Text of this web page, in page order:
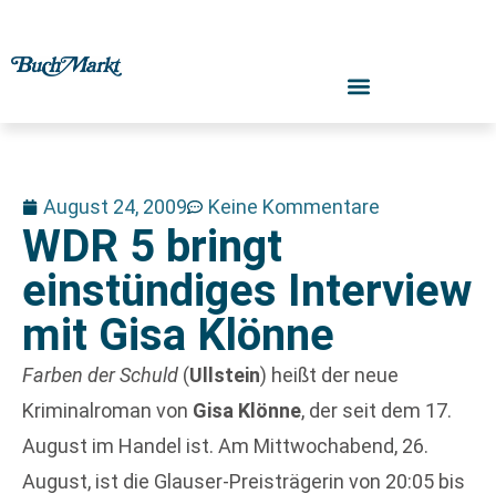
August 24, 2009 Keine Kommentare
WDR 5 bringt
einstündiges Interview
mit Gisa Klönne
Farben der Schuld (Ullstein) heißt der neue
Kriminalroman von Gisa Klönne, der seit dem 17.
August im Handel ist. Am Mittwochabend, 26.
August, ist die Glauser-Preisträgerin von 20:05 bis